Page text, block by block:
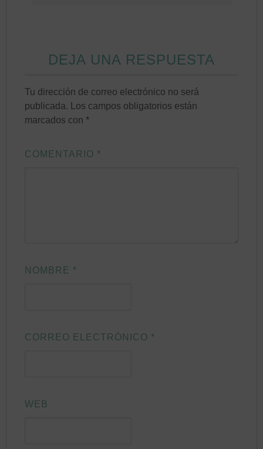
DEJA UNA RESPUESTA
Tu dirección de correo electrónico no será
publicada.
Los campos obligatorios están
marcados con*
COMENTARIO *
NOMBRE *
CORREO ELECTRÓNICO *
WEB